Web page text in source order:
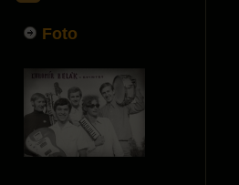
Foto